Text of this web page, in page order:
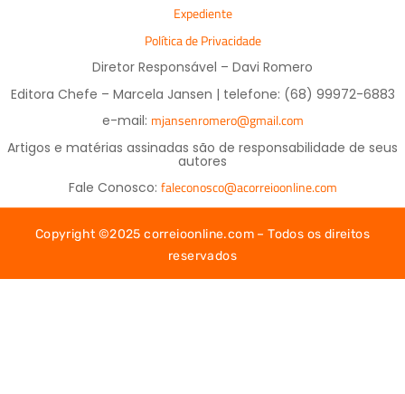
Expediente
Política de Privacidade
Diretor Responsável – Davi Romero
Editora Chefe – Marcela Jansen | telefone: (68) 99972-6883
e-mail: mjansenromero@gmail.com
Artigos e matérias assinadas são de responsabilidade de seus
autores
Fale Conosco: faleconosco@acorreioonline.com
Copyright ©2025 correioonline.com – Todos os direitos
reservados